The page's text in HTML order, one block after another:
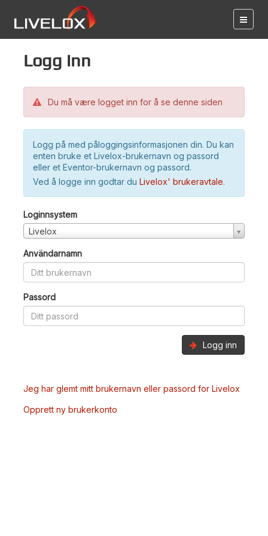
Logg inn
Du må være logget inn for å se denne siden
Logg på med påloggingsinformasjonen din. Du kan
enten bruke et Livelox-brukernavn og passord
eller et Eventor-brukernavn og passord.
Ved å logge inn godtar du Livelox' brukeravtale.
Loginnsystem
Livelox
Användarnamn
Passord
Logg inn
Jeg har glemt mitt brukernavn eller passord for Livelox
Opprett ny brukerkonto